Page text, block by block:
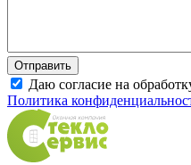
Даю согласие на
Политика